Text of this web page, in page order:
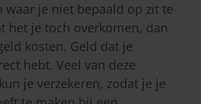
waar je niet bepaald op zit te
het je toch overkomen, dan
kosten. Geld dat je
hebt. Veel van deze
je verzekeren, zodat je je